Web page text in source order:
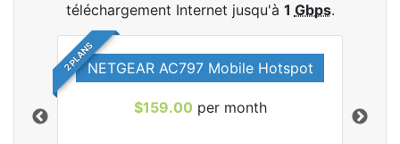
téléchargement Internet jusqu'à 1 Gbps.
2 PLANSNETGEAR AC797 Mobile Hotspot
$159.00 per month